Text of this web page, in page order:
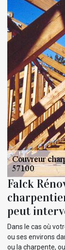
Falck
peut
Dans le cas où
ou ses environs
ou la charpente,